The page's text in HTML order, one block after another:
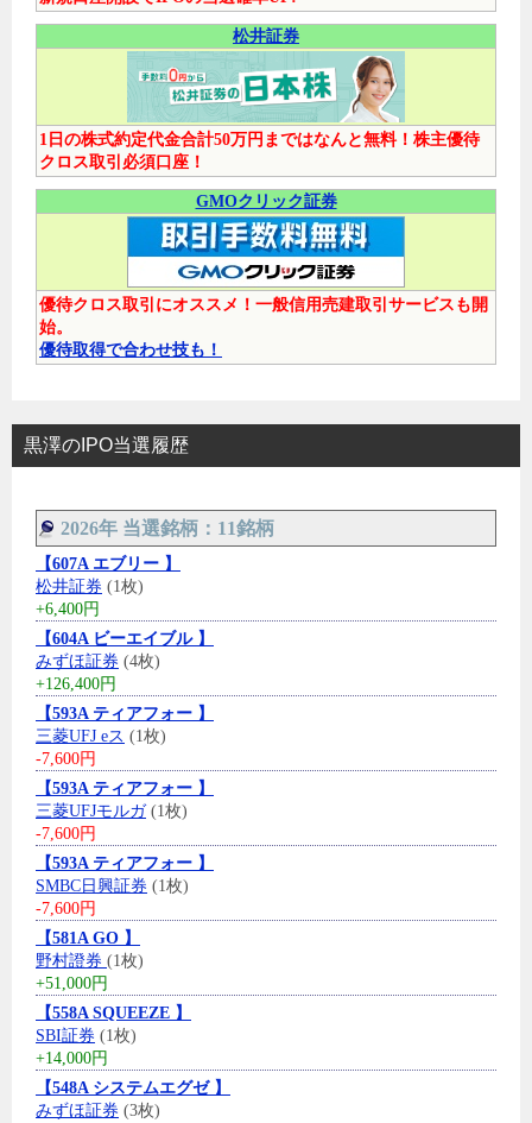
松井証券
1日の株式約定代金合計50万円まではなんと無料！株主優待
クロス取引必須口座！
GMOクリック証券
優待クロス取引にオススメ！一般信用売建取引サービスも開
始。
優待取得で合わせ技も！
黒澤のIPO当選履歴
2026年 当選銘柄：11銘柄
【607A エブリー 】
松井証券 (1枚)
+6,400円
【604A ビーエイブル 】
みずほ証券 (4枚)
+126,400円
【593A ティアフォー 】
三菱UFJ eス (1枚)
-7,600円
【593A ティアフォー 】
三菱UFJモルガ(1枚)
-7,600円
【593A ティアフォー 】
SMBC日興証券 (1枚)
-7,600円
【581A GO 】
野村證券 (1枚)
+51,000円
【558A SQUEEZE 】
SBI証券 (1枚)
+14,000円
【548A システムエグゼ 】
みずほ証券 (3枚)